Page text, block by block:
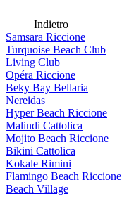
Indietro
Samsara Riccione
Turquoise Beach Club
Living Club
Opéra Riccione
Beky Bay Bellaria
Nereidas
Hyper Beach Riccione
Malindi Cattolica
Mojito Beach Riccione
Bikini Cattolica
Kokale Rimini
Flamingo Beach Riccione
Beach Village